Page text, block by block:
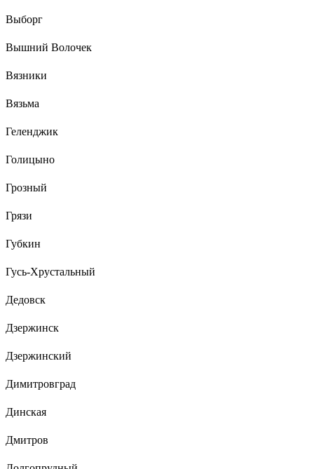
Выборг
Вышний Волочек
Вязники
Вязьма
Геленджик
Голицыно
Грозный
Грязи
Губкин
Гусь-Хрустальный
Дедовск
Дзержинск
Дзержинский
Димитровград
Динская
Дмитров